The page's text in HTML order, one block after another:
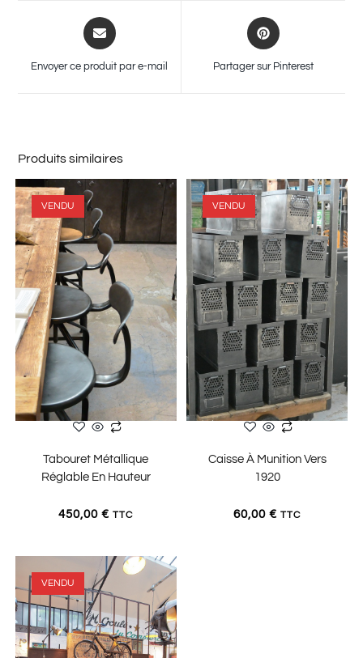
Envoyer ce produit par e-mail Partager sur Pinterest
Produits similaires
VENDU
Tabouret Métallique
Réglable En Hauteur
450,00€ TTC
VENDU
Caisse À Munition Vers
1920
60,00€ TTC
VENDU